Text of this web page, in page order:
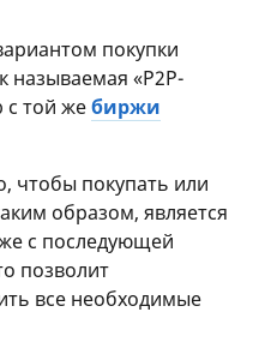
покупки
называемая «P2P-
с той жебиржи
чтобы покупать или
образом, является
с последующей
позволит
все необходимые